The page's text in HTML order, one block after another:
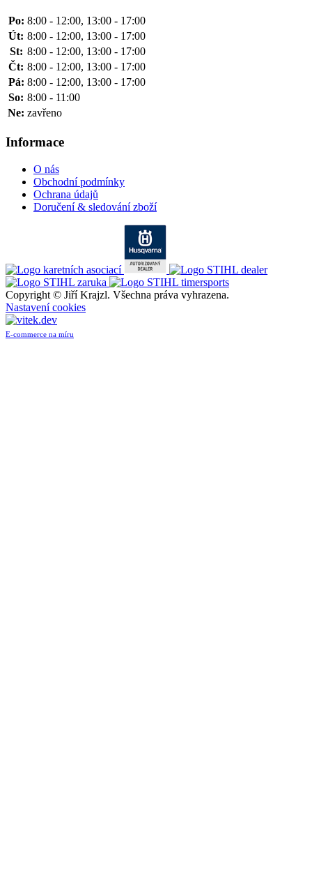
Po: 8:00 - 12:00, 13:00 - 17:00
Út: 8:00 - 12:00, 13:00 - 17:00
St: 8:00 - 12:00, 13:00 - 17:00
Čt: 8:00 - 12:00, 13:00 - 17:00
Pá: 8:00 - 12:00, 13:00 - 17:00
So: 8:00 - 11:00
Ne: zavřeno
Informace
O nás
Obchodní podmínky
Ochrana údajů
Doručení & sledování zboží
Copyright © Jiří Krajzl. Všechna práva vyhrazena.
Nastavení cookies
E-commerce na míru